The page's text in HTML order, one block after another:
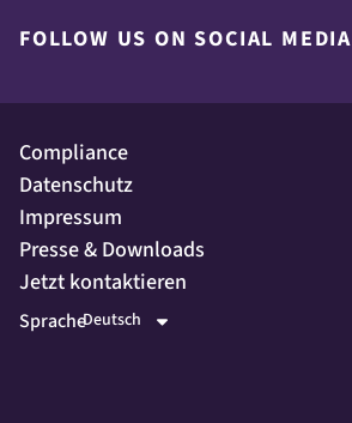
FOLLOW US ON SOCIAL MEDIA
Compliance
Datenschutz
Impressum
Presse & Downloads
Jetzt kontaktieren
Sprache